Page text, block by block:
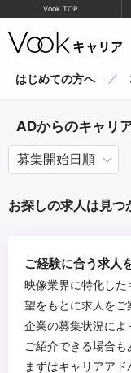
Vook TOP
はじめての方へ
ADからのキャリ
お探しの求人は見つ
ご経験に合う求人
映像業界に特化し
望をもとに求人をご
企業の募集状況に
ご紹介できる場合も
まずはキャリアアド